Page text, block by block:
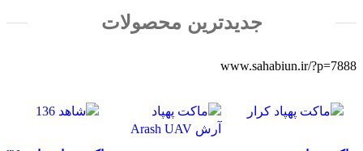
جدیدترین محصولات
www.sahabiun.ir/?p=7888